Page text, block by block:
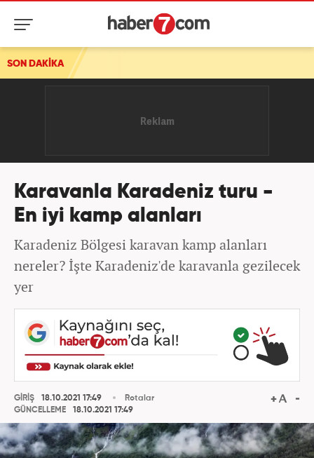
SON DAKİKA
Karavanla Karadeniz turu -
En iyi kamp alanları
Karadeniz Bölgesi karavan kamp alanları
nereler? İşte Karadeniz'de karavanla gezilecek
yer
GİRİŞ
18.10.2021 17:49
GÜNCELLEME
18.10.2021 17:49
Rotalar